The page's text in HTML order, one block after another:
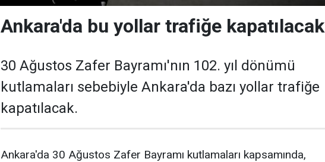
Ankara'da bu yollar trafiğe kapatılacak
30 Ağustos Zafer Bayramı'nın 102. yıl dönümü
kutlamaları sebebiyle Ankara'da bazı yollar trafiğe
kapatılacak.
Ankara'da 30 Ağustos Zafer Bayramı kutlamaları kapsamında,